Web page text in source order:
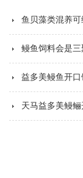
鱼贝藻类混养
鳗鱼饲料会是
益多美鳗鱼开
天马益多美鳗